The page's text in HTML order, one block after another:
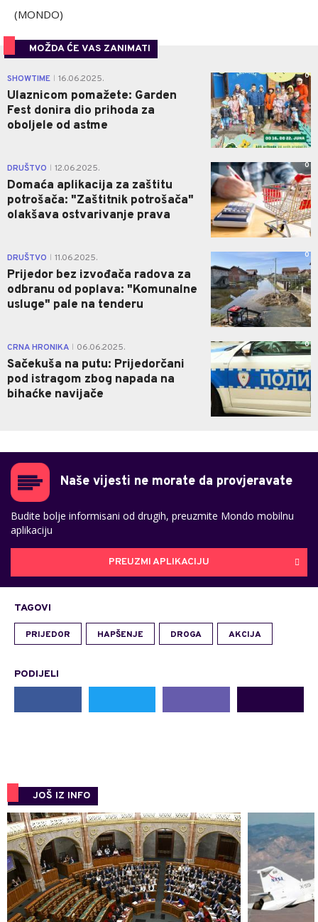
(MONDO)
MOŽDA ĆE VAS ZANIMATI
SHOWTIME 16.06.2025.
Ulaznicom pomažete: Garden
Fest donira dio prihoda za
oboljele od astme
0
DRUŠTVO 12.06.2025.
Domaća aplikacija za zaštitu
potrošača: "Zaštitnik potrošača"
olakšava ostvarivanje prava
0
DRUŠTVO 11.06.2025.
Prijedor bez izvođača radova za
odbranu od poplava: "Komunalne
usluge" pale na tenderu
0
CRNA HRONIKA 06.06.2025.
Sačekuša na putu: Prijedorčani
pod istragom zbog napada na
bihaćke navijače
0
Naše vijesti ne morate da provjeravate
Budite bolje informisani od drugih, preuzmite Mondo mobilnu
aplikaciju
PREUZMI APLIKACIJU
TAGOVI
PRIJEDOR HAPŠENJE DROGA AKCIJA
PODIJELI
JOŠ IZ INFO
0